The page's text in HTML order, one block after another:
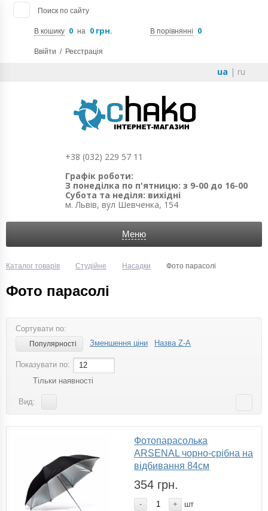
Поиск по сайту
В кошику 0 на 0 грн. В порівнянні 0
Ввійти / Реєстрація
ua | ru
+38 (032) 229 57 11
Графік роботи:
З понеділка по п'ятницю: з 9-00 до 16-00
Субота та неділя: вихідні
м. Львів, вул Шевченка, 154
Меню
Каталог товарів Студійне Насадки Фото парасолі
Фото парасолі
Сортувати по:
Популярності Зменшення ціни Назва Z-A
Показувати по:
12
Тільки наявності
Вид:
Фотопарасолька
ARSENAL чорно-срібна на
відбивання 84см
354 грн.
- + шт